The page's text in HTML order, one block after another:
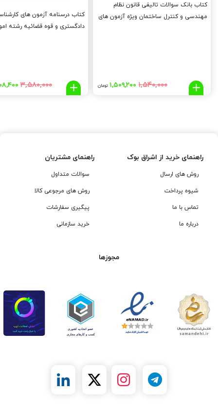
کتاب بانک سوالات تالیفی قانون نظام
مهندسی و کنترل ساختمان ویژه آزمون های
۱,۵۴۰,۰۰۰ قیمت
۱,۵۰۹,۲۰۰ تومانقیمت
کتاب درسنامه آزمون‌ های
دادگستری و قوه قضائیه رشته
۳,۵۸۰,۰۰۰ قیمت
راهنمای خرید از اشراق بوک
روش های ارسال
شیوه پرداخت
تماس با ما
درباره ما
راهنمای مشتریان
سوالات متداول
روش های مرجوعی کالا
پیگیری سفارشات
خرید سازمانی
مجوزها